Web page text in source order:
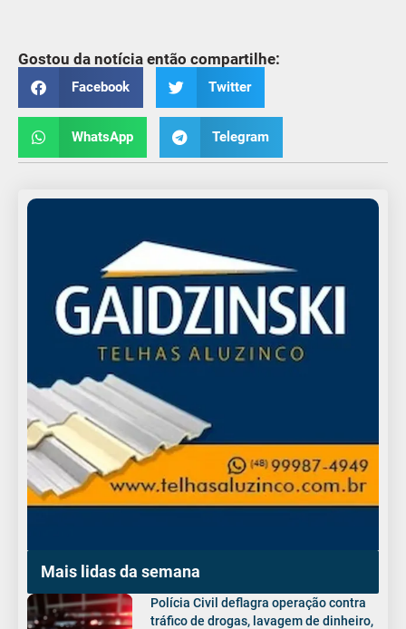
Gostou da notícia então compartilhe:
Facebook Twitter
WhatsApp Telegram
Mais lidas da semana
Polícia Civil deflagra operação contra
tráfico de drogas, lavagem de dinheiro,